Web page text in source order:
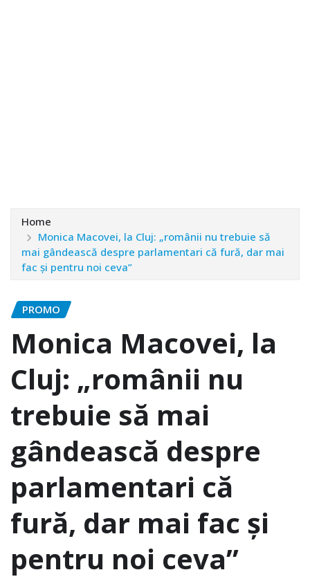
Home
Monica Macovei, la Cluj: „românii nu trebuie să
mai gândească despre parlamentari că fură, dar mai
fac și pentru noi ceva”
PROMO
Monica Macovei, la
Cluj: „românii nu
trebuie să mai
gândească despre
parlamentari că
fură, dar mai fac și
pentru noi ceva”